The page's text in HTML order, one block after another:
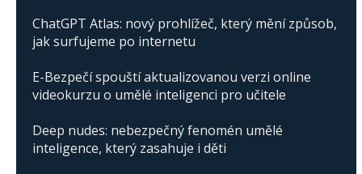
ChatGPT Atlas: nový prohlížeč, který mění způsob,
jak surfujeme po internetu
E-Bezpečí spouští aktualizovanou verzi online
videokurzu o umělé inteligenci pro učitele
Deep nudes: nebezpečný fenomén umělé
inteligence, který zasahuje i děti